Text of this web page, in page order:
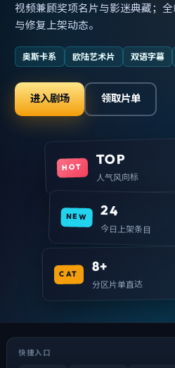
视频兼顾奖项名片与影迷典藏；
与修复上架动态。
奥斯卡系 欧陆艺术片 双语字幕
进入剧场 领取片单
HOT TOP
人气风向标
NEW 24
今日上架条目
CAT 8+
分区片单直达
快捷入口